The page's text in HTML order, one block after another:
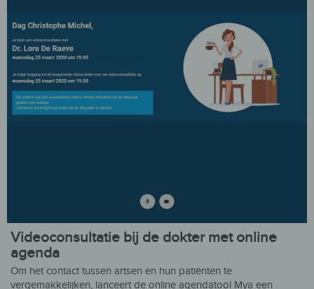
Videoconsultatie bij de dokter met online
agenda
Om het contact tussen artsen en hun patiënten te
vergemakkelijken, lanceert de online agendatool Mya een